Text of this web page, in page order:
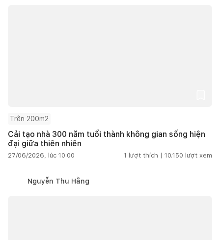
Trên 200m2
Cải tạo nhà 300 năm tuổi thành không gian sống hiện
đại giữa thiên nhiên
27/06/2026, lúc 10:00 1 lượt thích | 10.150 lượt xem
Nguyễn Thu Hằng